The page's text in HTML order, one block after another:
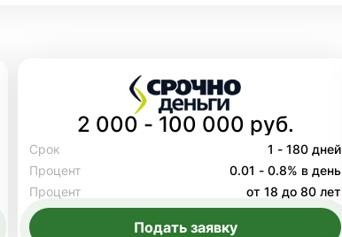
2 000 - 100 000 руб.
Срок
1 - 180 дней
Процент
0.01 - 0.8% в день
Процент
от 18 до 80 лет
Подать заявку